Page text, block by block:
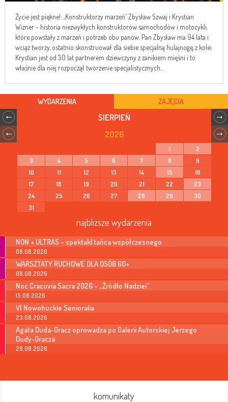
Życie jest piękne!: „Konstruktorzy marzeń” Zbysław Szwaj i Krystian
Wizner - historia niezwykłych konstruktorów samochodów i motocykli,
które powstały z marzeń i potrzeb obu panów. Pan Zbysław ma 94 lata i
wciąż tworzy, ostatnio skonstruował dla siebie specjalną hulajnogę, z kolei
Krystian jest od 30 lat partnerem dziewczyny z zanikiem mięśni i to
właśnie dla niej rozpoczął tworzenie specjalistycznych...
WYDARZENIA ZAJĘCIA
SIERPIEŃ
2026
1
2
3
4 5 6 7 8
9
10
11 12 13 14 15
16
17
18 19 20 21 22
23
24
25 26 27 28 29
30
31
najbliższe wydarzenia
NON + ULTRAS – spektakl tańca współczesnego
08.08.2026
WARSZTATY RUCHOWE DLA OSÓB 60+
08.08.2026
Noc Cracovia Sacra 2026 – „Źródło Nadziei”
15.08.2026
VI Nowohuckie Senioralia
23.08.2026
Agata Duda-Gracz oprowadza po Galerii Autorskiej Jerzego
Dudy-Gracza
28.08.2026
komunikaty